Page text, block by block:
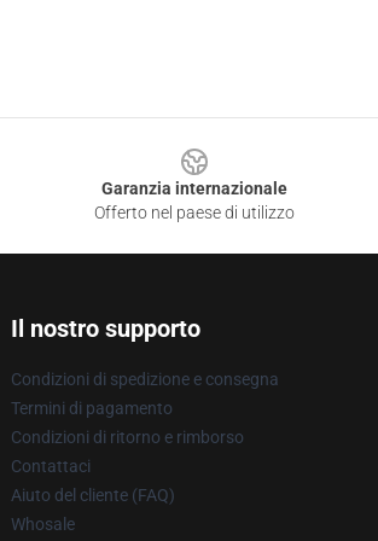
Garanzia internazionale
Offerto nel paese di utilizzo
Il nostro supporto
Condizioni di spedizione e consegna
Termini di pagamento
Condizioni di ritorno e rimborso
Contattaci
Aiuto del cliente (FAQ)
Whosale